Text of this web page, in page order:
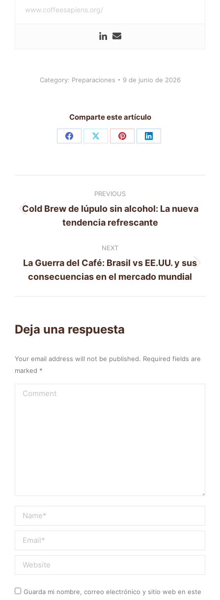
www.coffeesapiens.org/
Category: Preparaciones 9 de junio de 2026
Comparte este artículo
Share Share Share Share
navigation
PREVIOUS
Previous
post:
Cold Brew de lúpulo sin alcohol: La nueva
tendencia refrescante
NEXT
Next
post:
La Guerra del Café: Brasil vs EE.UU. y sus
consecuencias en el mercado mundial
Deja una respuesta
Your email address will not be published. Required fields are
marked *
Comment
Name *
Email *
Website
Guarda mi nombre, correo electrónico y sitio web en este